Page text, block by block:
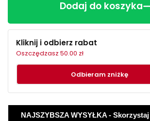
Dodaj do koszyka
Kliknij i odbierz rabat
Oszczędzasz 50.00 zł
Odbieram zniżkę
NAJSZYBSZA WYSYŁKA -